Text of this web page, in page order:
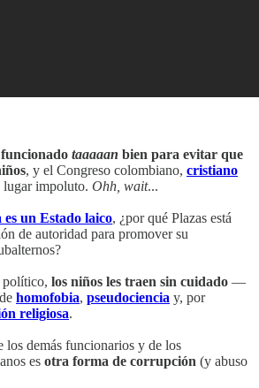
funcionado taaaaan bien para evitar que
, y el Congreso colombiano, cristiano
lugar impoluto. Ohh, wait...
un Estado laico, ¿por qué Plazas está
de autoridad para promover su
los niños les traen sin cuidado —
homofobia, pseudociencia y, por
religiosa.
los demás funcionarios y de los
es otra forma de corrupción (y abuso